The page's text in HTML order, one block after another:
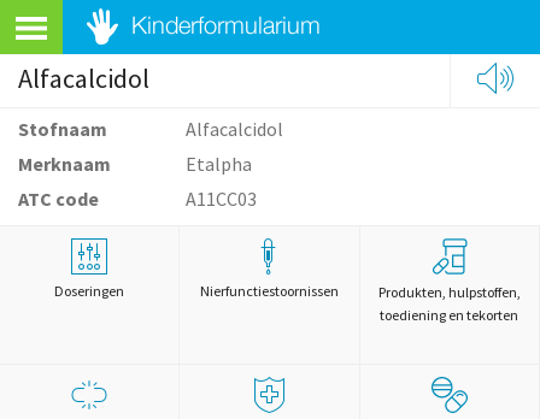
Alfacalcidol
Stofnaam
Alfacalcidol
Merknaam
Etalpha
ATC code
A11CC03
Doseringen Nierfunctiestoornissen
Produkten, hulpstoffen,
toediening en tekorten